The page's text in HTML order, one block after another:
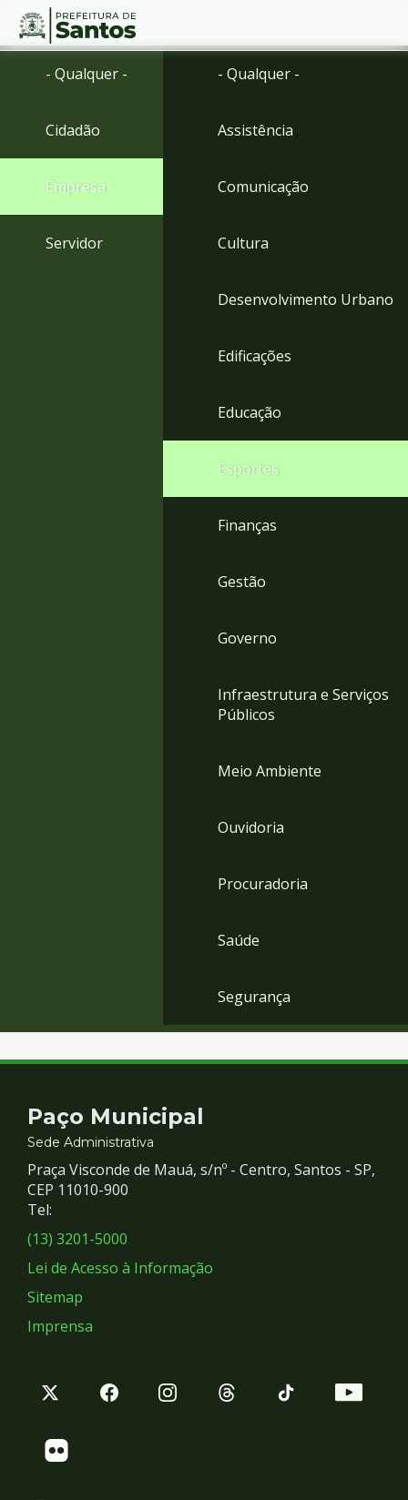
Ir
Ir
menu
Conteúdo
- Qualquer -
Cidadão
Empresa
Servidor
- Qualquer -
Assistência
Comunicação
Cultura
Desenvolvimento Urbano
Edificações
Educação
Esportes
Finanças
Gestão
Governo
Infraestrutura e Serviços
Públicos
Meio Ambiente
Ouvidoria
Procuradoria
Saúde
Segurança
Contato
e
Redes
Sociais
Paço Municipal
Sede Administrativa
Praça Visconde de Mauá, s/nº - Centro, Santos - SP,
CEP 11010-900
Tel:
(13) 3201-5000
Lei de Acesso à Informação
Sitemap
Imprensa